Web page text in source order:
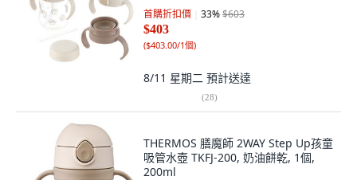
首購折扣價 33%$603
$403
($403.00/1個)
8/11 星期二 預計送達
(28)
THERMOS 膳魔師 2WAY Step Up孩童
吸管水壺 TKFJ-200, 奶油餅乾, 1個,
200ml